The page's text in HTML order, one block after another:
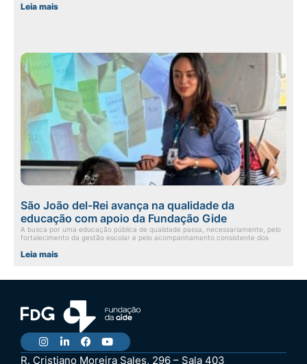
Leia mais
São João del-Rei avança na qualidade da
educação com apoio da Fundação Gide
A busca por uma educação pública de qualidade passa, necessariamente, pelo
fortalecimento da gestão escolar e pelo acompanhamento consistente dos
Leia mais
R. Cristiano Moreira Sales, 296 – Sala 403